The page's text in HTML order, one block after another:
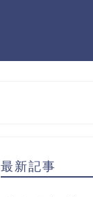
最新記事